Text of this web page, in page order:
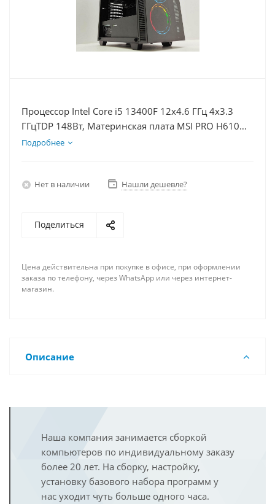
Процессор Intel Core i5 13400F 12x4.6 ГГц 4x3.3
ГГцTDP 148Вт, Материнская плата MSI PRO H610M-
E, Видеокарта GT 1030 2Гб, Память DDR4 32Gb,
Подробнее
Нет в наличии Нашли дешевле?
Поделиться
Цена действительна при покупке в офисе, при оформлении
заказа по телефону, через WhatsApp или через интернет-
магазин.
Описание
Наша компания занимается сборкой
компьютеров по индивидуальному заказу
более 20 лет. На сборку, настройку,
установку базового набора программ у
нас уходит чуть больше одного часа.